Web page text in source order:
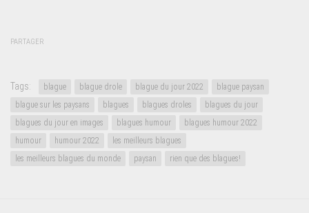
PARTAGER
Tags: blague blague drole blague du jour 2022
blague paysan
blague sur les paysans
blagues blagues droles
blagues du jour
blagues du jour en images
blagues humour
blagues humour 2022
humour
humour 2022
les meilleurs blagues
les meilleurs blagues du monde
paysan rien que des blagues!